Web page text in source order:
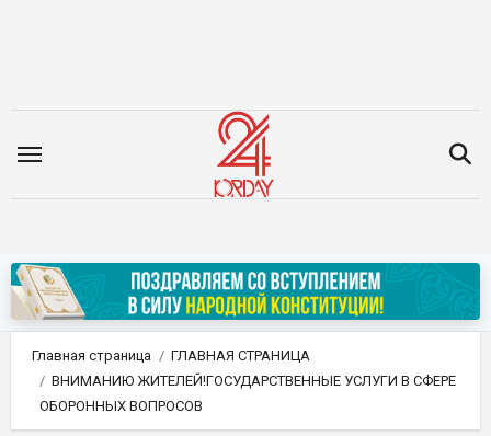
Главная страница
ГЛАВНАЯ СТРАНИЦА
ВНИМАНИЮ ЖИТЕЛЕЙ!ГОСУДАРСТВЕННЫЕ УСЛУГИ В СФЕРЕ
ОБОРОННЫХ ВОПРОСОВ